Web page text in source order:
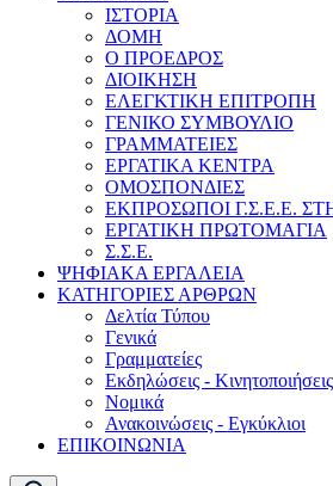
ΙΣΤΟΡΙΑ
ΔΟΜΗ
Ο ΠΡΟΕΔΡΟΣ
ΔΙΟΙΚΗΣΗ
ΕΛΕΓΚΤΙΚΗ ΕΠΙΤΡΟΠΗ
ΓΕΝΙΚΟ ΣΥΜΒΟΥΛΙΟ
ΓΡΑΜΜΑΤΕΙΕΣ
ΕΡΓΑΤΙΚΑ ΚΕΝΤΡΑ
ΟΜΟΣΠΟΝΔΙΕΣ
ΕΚΠΡΟΣΩΠΟΙ Γ.Σ.Ε.Ε.
ΕΡΓΑΤΙΚΗ ΠΡΩΤΟΜΑΓΙΑ
Σ.Σ.Ε.
ΨΗΦΙΑΚΑ ΕΡΓΑΛΕΙΑ
ΚΑΤΗΓΟΡΙΕΣ ΑΡΘΡΩΝ
Δελτία Τύπου
Γενικά
Γραμματείες
Εκδηλώσεις - Κινητοποιήσεις
Νομικά
Ανακοινώσεις - Εγκύκλιοι
ΕΠΙΚΟΙΝΩΝΙΑ